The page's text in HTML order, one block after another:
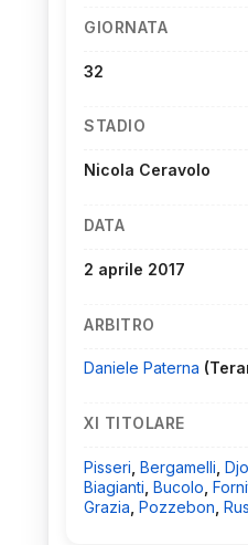
GIORNATA
32
STADIO
Nicola Ceravolo
DATA
2 aprile 2017
ARBITRO
Daniele Paterna
XI TITOLARE
Pisseri Bergamelli
Biagianti Bucolo
Grazia Pozzebon